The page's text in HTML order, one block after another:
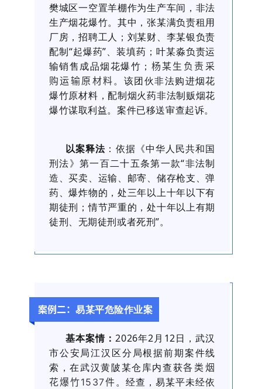
樊城区一空置羊棚作为生产车间，非法
生产烟花爆竹。其中，张某满负责租用
厂房，招聘工人；刘某财、李某银负责
配制“起爆药”、装填药；叶某淼负责运
输销售成品烟花爆竹； 杨某生负责采
购运输原材料。该团伙非法购进烟花
爆竹原材料，配制烟火药非法制贩烟花
爆竹谋取利益。案件已移送审查起诉。
以案释法 ：依据《中华人民共和国
刑法》第一百二十五条第一款“非法制
造、买卖、运输、邮寄、储存枪支、弹
药、爆炸物的，处三年以上十年以下有
期徒刑；情节严重的，处十年以上有期
徒刑、无期徒刑或者死刑”。
案例二： 易某平危险作业案
基本案情：2026年2月12日，武汉
市公安局江汉区分局根据前期案件线
索，在武汉黄陂某仓库内查获各类烟
花爆竹1537件。经查，易某平未经依